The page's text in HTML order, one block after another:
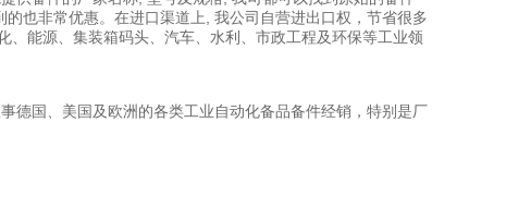
也非常优惠。在进口渠道上, 我公司自营进出口权，节省很多
能源、集装箱码头、汽车、水利、市政工程及环保等工业领
德国、美国及欧洲的各类工业自动化备品备件经销，特别是厂